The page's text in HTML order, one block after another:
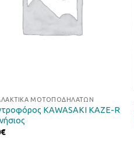
ΜΟΤΟΠΟΔΗΛΆΤΩΝ
KAWASAKI KAZE-R
€